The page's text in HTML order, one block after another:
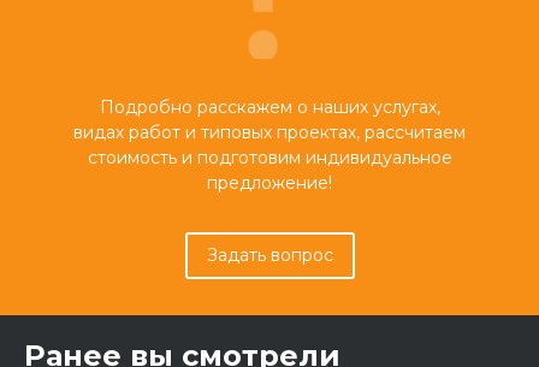
Подробно расскажем о наших услугах,
видах работ и типовых проектах, рассчитаем
стоимость и подготовим индивидуальное
предложение!
Задать вопрос
Ранее вы смотрели